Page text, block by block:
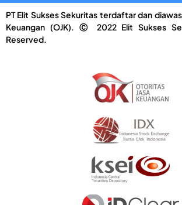
PT Elit Sukses Sekuritas terdaftar dan
Keuangan (OJK). Ⓒ 2022 Elit Sukses
Reserved.